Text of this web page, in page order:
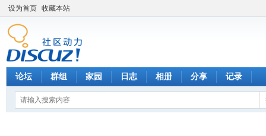
设为首页 收藏本站
论坛 群组 家园 日志 相册 分享 记录